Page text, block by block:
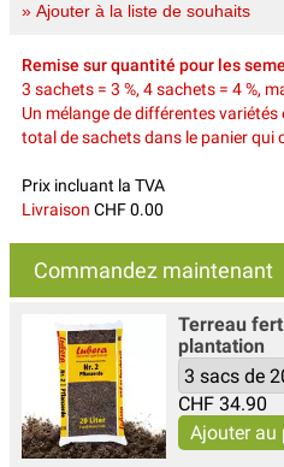
» Ajouter à la liste de souhaits
Remise sur quantité pour les
3 sachets = 3 %, 4 sachets = 4 %,
Un mélange de différentes
total de sachets dans le panier qui
Prix incluant la TVA
Livraison CHF 0.00
Commandez maintenant
Terreau
plantation
CHF 34.90